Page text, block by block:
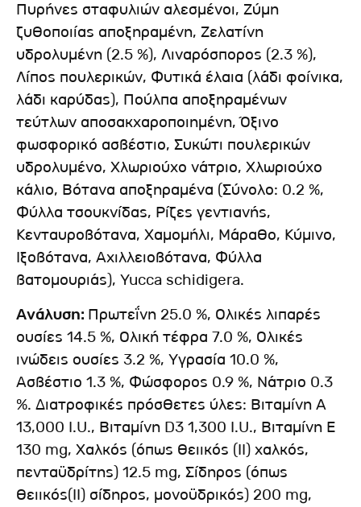
Πυρήνες σταφυλιών αλεσμένοι, Ζύμη
ζυθοποιίας αποξηραμένη, Ζελατίνη
υδρολυμένη (2.5 %), Λιναρόσπορος (2.3 %),
Λίπος πουλερικών, Φυτικά έλαια (λάδι φοίνικα,
λάδι καρύδας), Πούλπα αποξηραμένων
τεύτλων αποσακχαροποιημένη, Όξινο
φωσφορικό ασβέστιο, Συκώτι πουλερικών
υδρολυμένο, Χλωριούχο νάτριο, Χλωριούχο
κάλιο, Βότανα αποξηραμένα (Σύνολο: 0.2 %,
Φύλλα τσουκνίδας, Ρίζες γεντιανής,
Κενταυροβότανα, Χαμομήλι, Μάραθο, Κύμινο,
Ιξοβότανα, Αχιλλειοβότανα, Φύλλα
βατομουριάς), Yucca schidigera.
Ανάλυση: Πρωτεΐνη 25.0 %, Ολικές λιπαρές
ουσίες 14.5 %, Ολική τέφρα 7.0 %, Ολικές
ινώδεις ουσίες 3.2 %, Υγρασία 10.0 %,
Ασβέστιο 1.3 %, Φώσφορος 0.9 %, Νάτριο 0.3
%. Διατροφικές πρόσθετες ύλες: Βιταμίνη A
13,000 I.U., Βιταμίνη D3 1,300 I.U., Βιταμίνη Ε
130 mg, Χαλκός (όπως θειικός (ΙΙ) χαλκός,
πενταϋδρίτης) 12.5 mg, Σίδηρος (όπως
θειικός(ΙΙ) σίδηρος, μονοϋδρικός) 200 mg,